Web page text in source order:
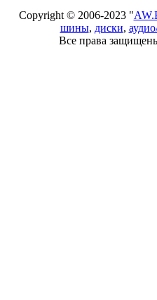
Copyright © 2006-2023 "
шины, диски,
Все права